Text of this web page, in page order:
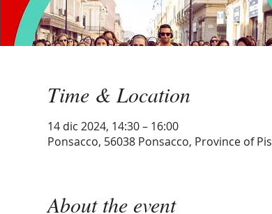
Time & Location
14 dic 2024, 14:30 – 16:00
Ponsacco, 56038 Ponsacco, Province of
About the event